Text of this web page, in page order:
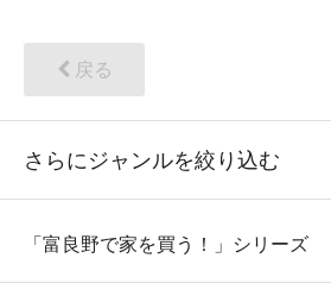
戻る
さらにジャンルを絞り込む
「富良野で家を買う！」シリーズ